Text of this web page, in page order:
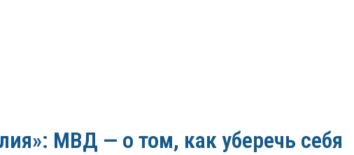
МВД — о том, как уберечь себя